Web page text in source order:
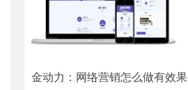
金动力：网络营销怎么做有效果